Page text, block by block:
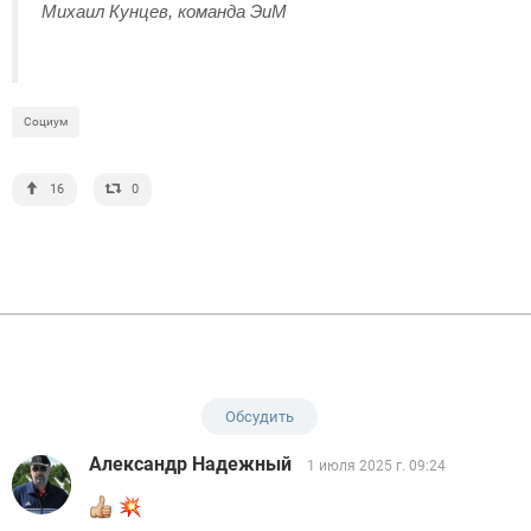
Михаил Кунцев, команда ЭиМ
Социум
16 0
Обсудить
Александр Надежный 1 июля 2025 г. 09:24